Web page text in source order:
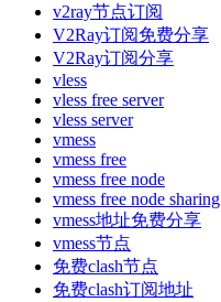
v2ray节点订阅
V2Ray订阅免费分享
V2Ray订阅分享
vless
vless free server
vless server
vmess
vmess free
vmess free node
vmess free node sharing
vmess地址免费分享
vmess节点
免费clash节点
免费clash订阅地址